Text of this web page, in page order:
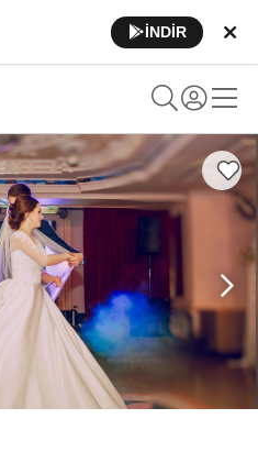
İNDİR